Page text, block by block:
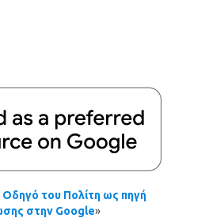
του Πολίτη ως πηγή
στην Google»